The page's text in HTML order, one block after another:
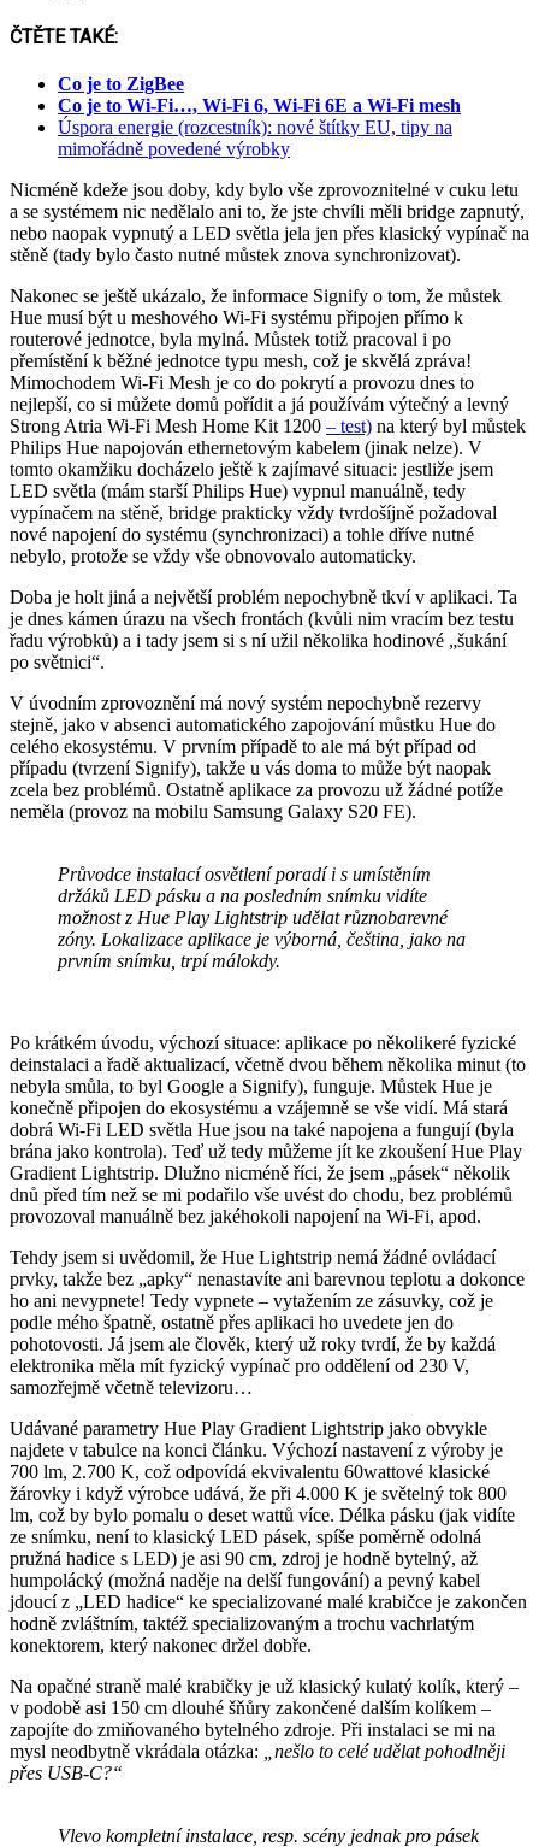
ČTĚTE TAKÉ:
Co je to ZigBee
Co je to Wi-Fi…, Wi-Fi 6, Wi-Fi 6E a Wi-Fi mesh
Úspora energie (rozcestník): nové štítky EU, tipy na
mimořádně povedené výrobky
Nicméně kdeže jsou doby, kdy bylo vše zprovoznitelné v cuku letu
a se systémem nic nedělalo ani to, že jste chvíli měli bridge zapnutý,
nebo naopak vypnutý a LED světla jela jen přes klasický vypínač na
stěně (tady bylo často nutné můstek znova synchronizovat).
Nakonec se ještě ukázalo, že informace Signify o tom, že můstek
Hue musí být u meshového Wi-Fi systému připojen přímo k
routerové jednotce, byla mylná. Můstek totiž pracoval i po
přemístění k běžné jednotce typu mesh, což je skvělá zpráva!
Mimochodem Wi-Fi Mesh je co do pokrytí a provozu dnes to
nejlepší, co si můžete domů pořídit a já používám výtečný a levný
Strong Atria Wi-Fi Mesh Home Kit 1200 – test) na který byl můstek
Philips Hue napojován ethernetovým kabelem (jinak nelze). V
tomto okamžiku docházelo ještě k zajímavé situaci: jestliže jsem
LED světla (mám starší Philips Hue) vypnul manuálně, tedy
vypínačem na stěně, bridge prakticky vždy tvrdošíjně požadoval
nové napojení do systému (synchronizaci) a tohle dříve nutné
nebylo, protože se vždy vše obnovovalo automaticky.
Doba je holt jiná a největší problém nepochybně tkví v aplikaci. Ta
je dnes kámen úrazu na všech frontách (kvůli nim vracím bez testu
řadu výrobků) a i tady jsem si s ní užil několika hodinové „šukání
po světnici“.
V úvodním zprovoznění má nový systém nepochybně rezervy
stejně, jako v absenci automatického zapojování můstku Hue do
celého ekosystému. V prvním případě to ale má být případ od
případu (tvrzení Signify), takže u vás doma to může být naopak
zcela bez problémů. Ostatně aplikace za provozu už žádné potíže
neměla (provoz na mobilu Samsung Galaxy S20 FE).
Průvodce instalací osvětlení poradí i s umístěním
držáků LED pásku a na posledním snímku vidíte
možnost z Hue Play Lightstrip udělat různobarevné
zóny. Lokalizace aplikace je výborná, čeština, jako na
prvním snímku, trpí málokdy.
Po krátkém úvodu, výchozí situace: aplikace po několikeré fyzické
deinstalaci a řadě aktualizací, včetně dvou během několika minut (to
nebyla smůla, to byl Google a Signify), funguje. Můstek Hue je
konečně připojen do ekosystému a vzájemně se vše vidí. Má stará
dobrá Wi-Fi LED světla Hue jsou na také napojena a fungují (byla
brána jako kontrola). Teď už tedy můžeme jít ke zkoušení Hue Play
Gradient Lightstrip. Dlužno nicméně říci, že jsem „pásek“ několik
dnů před tím než se mi podařilo vše uvést do chodu, bez problémů
provozoval manuálně bez jakéhokoli napojení na Wi-Fi, apod.
Tehdy jsem si uvědomil, že Hue Lightstrip nemá žádné ovládací
prvky, takže bez „apky“ nenastavíte ani barevnou teplotu a dokonce
ho ani nevypnete! Tedy vypnete – vytažením ze zásuvky, což je
podle mého špatně, ostatně přes aplikaci ho uvedete jen do
pohotovosti. Já jsem ale člověk, který už roky tvrdí, že by každá
elektronika měla mít fyzický vypínač pro oddělení od 230 V,
samozřejmě včetně televizoru…
Udávané parametry Hue Play Gradient Lightstrip jako obvykle
najdete v tabulce na konci článku. Výchozí nastavení z výroby je
700 lm, 2.700 K, což odpovídá ekvivalentu 60wattové klasické
žárovky i když výrobce udává, že při 4.000 K je světelný tok 800
lm, což by bylo pomalu o deset wattů více. Délka pásku (jak vidíte
ze snímku, není to klasický LED pásek, spíše poměrně odolná
pružná hadice s LED) je asi 90 cm, zdroj je hodně bytelný, až
humpolácký (možná naděje na delší fungování) a pevný kabel
jdoucí z „LED hadice“ ke specializované malé krabičce je zakončen
hodně zvláštním, taktéž specializovaným a trochu vachrlatým
konektorem, který nakonec držel dobře.
Na opačné straně malé krabičky je už klasický kulatý kolík, který –
v podobě asi 150 cm dlouhé šňůry zakončené dalším kolíkem –
zapojíte do zmiňovaného bytelného zdroje. Při instalaci se mi na
mysl neodbytně vkrádala otázka:
„nešlo to celé udělat pohodlněji
přes USB-C?“
Vlevo kompletní instalace, resp. scény jednak pro pásek